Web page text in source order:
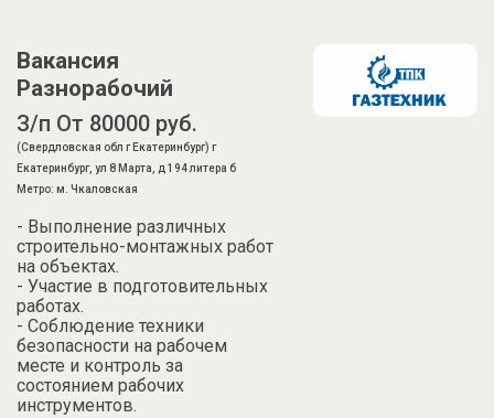
Вакансия
Разнорабочий
З/п От 80000 руб.
(Свердловская обл г Екатеринбург) г
Екатеринбург, ул 8 Марта, д 194 литера б
Метро: м. Чкаловская
- Выполнение различных
строительно-монтажных работ
на объектах.
- Участие в подготовительных
работах.
- Соблюдение техники
безопасности на рабочем
месте и контроль за
состоянием рабочих
инструментов.